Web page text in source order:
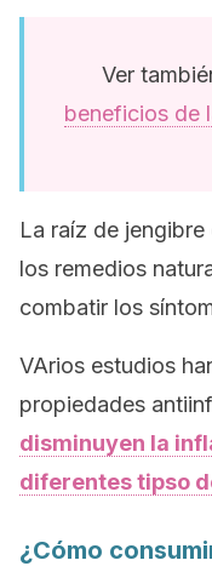
Ver
beneficios de
La raíz de
los remedios
combatir los
VArios estudios
propiedades
disminuyen la
diferentes tipso
¿Cómo